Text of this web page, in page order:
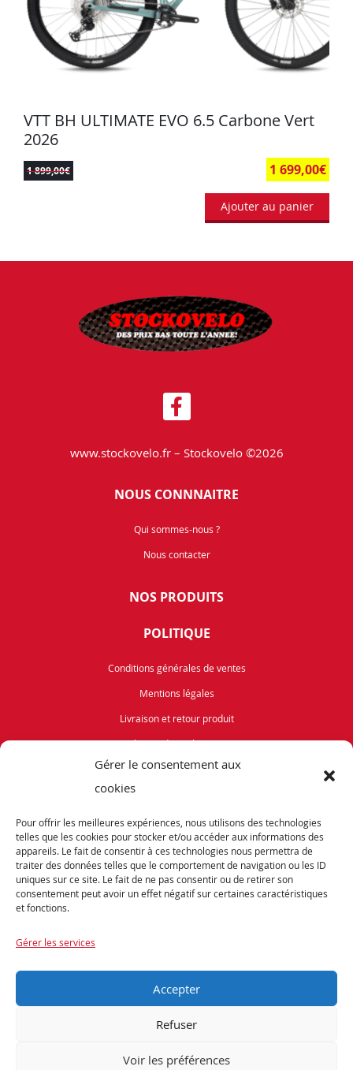
Gérer le consentement aux
cookies
Pour offrir les meilleures expériences, nous utilisons des technologies
telles que les cookies pour stocker et/ou accéder aux informations des
appareils. Le fait de consentir à ces technologies nous permettra de
traiter des données telles que le comportement de navigation ou les ID
uniques sur ce site. Le fait de ne pas consentir ou de retirer son
consentement peut avoir un effet négatif sur certaines caractéristiques
et fonctions.
Gérer les services
Accepter
Refuser
Voir les préférences
VTT BH ULTIMATE EVO 6.5 Carbone Vert
2026
1 899,00€ 1 699,00€
Ajouter au panier
www.stockovelo.fr – Stockovelo ©2026
NOUS CONNNAITRE
Qui sommes-nous ?
Nous contacter
NOS PRODUITS
POLITIQUE
Conditions générales de ventes
Mentions légales
Livraison et retour produit
Politique de cookies (UE)
Occasions
ABONNEZ-VOUS
Recevez notre newsletter et tenez vous informés de nos dernières offres et